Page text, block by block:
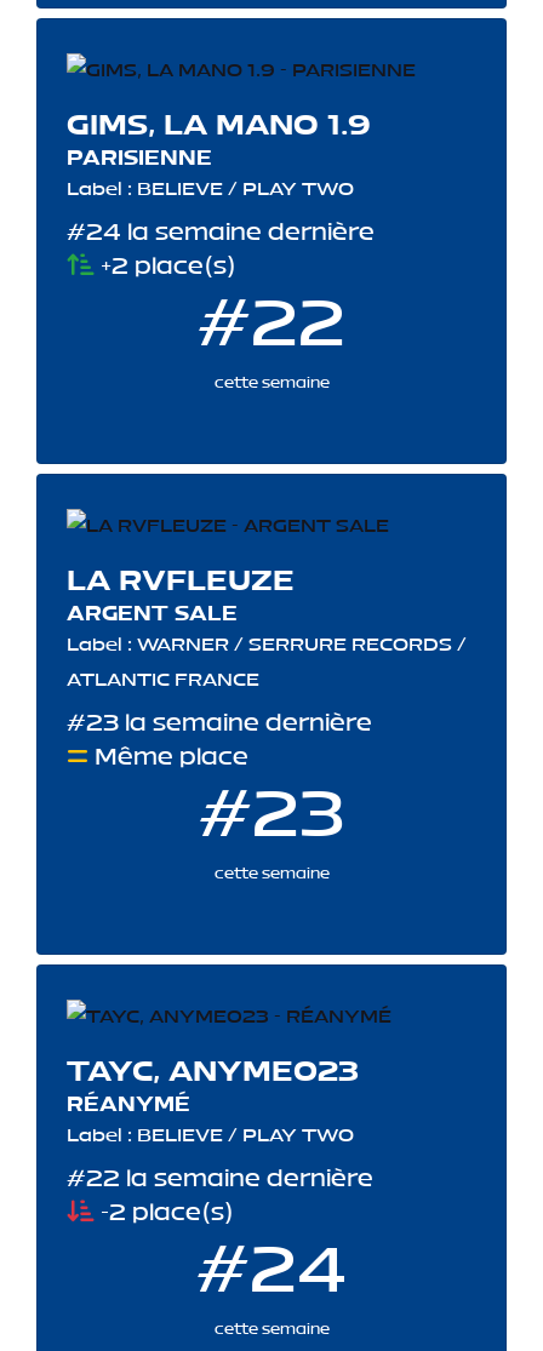
GIMS, LA MANO 1.9
PARISIENNE
Label : BELIEVE / PLAY TWO
#24 la semaine dernière
+2 place(s)
#22
cette semaine
LA RVFLEUZE
ARGENT SALE
Label : WARNER / SERRURE RECORDS /
ATLANTIC FRANCE
#23 la semaine dernière
Même place
#23
cette semaine
TAYC, ANYME023
RÉANYMÉ
Label : BELIEVE / PLAY TWO
#22 la semaine dernière
-2 place(s)
#24
cette semaine